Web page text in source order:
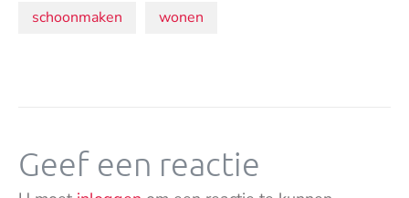
Onderwerpen:
schoonmaken wonen
Geef een reactie